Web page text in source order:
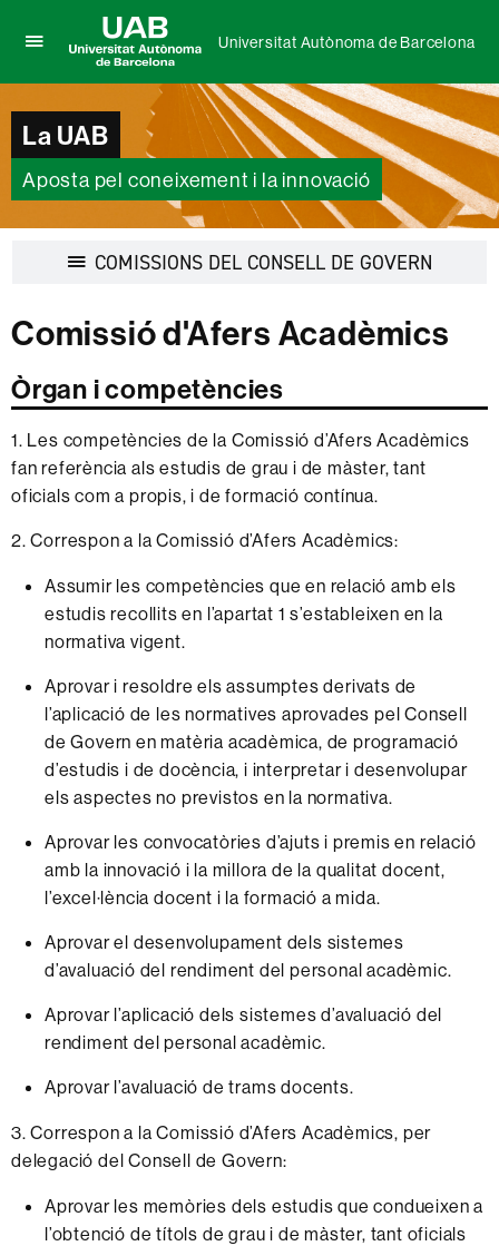
per
desplegar
el
menú
de
Universitat
Barcelona
Autònoma
de
Universitat Autònoma de Barcelona
La UAB
Aposta pel coneixement i la innovació
COMISSIONS DEL CONSELL DE GOVERN
Comissió d'Afers Acadèmics
Òrgan i competències
1. Les competències de la Comissió d’Afers Acadèmics
fan referència als estudis de grau i de màster, tant
oficials com a propis, i de formació contínua.
2. Correspon a la Comissió d’Afers Acadèmics:
Assumir les competències que en relació amb els
estudis recollits en l’apartat 1 s’estableixen en la
normativa vigent.
Aprovar i resoldre els assumptes derivats de
l’aplicació de les normatives aprovades pel Consell
de Govern en matèria acadèmica, de programació
d’estudis i de docència, i interpretar i desenvolupar
els aspectes no previstos en la normativa.
Aprovar les convocatòries d’ajuts i premis en relació
amb la innovació i la millora de la qualitat docent,
l’excel·lència docent i la formació a mida.
Aprovar el desenvolupament dels sistemes
d’avaluació del rendiment del personal acadèmic.
Aprovar l’aplicació dels sistemes d’avaluació del
rendiment del personal acadèmic.
Aprovar l’avaluació de trams docents.
3. Correspon a la Comissió d’Afers Acadèmics, per
delegació del Consell de Govern:
Aprovar les memòries dels estudis que condueixen a
l’obtenció de títols de grau i de màster, tant oficials